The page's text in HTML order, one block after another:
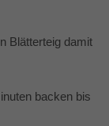
Blätterteig damit
backen bis